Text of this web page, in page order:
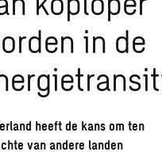
in de
heeft de kans om ten
van andere landen